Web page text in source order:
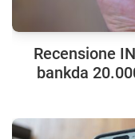
Recensione
bankda